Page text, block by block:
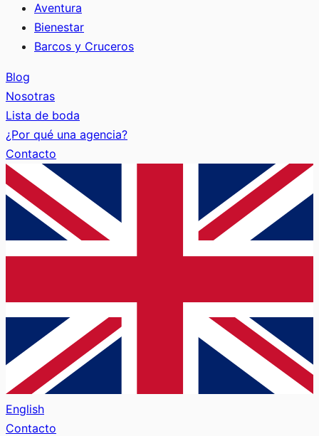
Aventura
Bienestar
Barcos y Cruceros
Blog
Nosotras
Lista de boda
¿Por qué una agencia?
Contacto
English
Contacto